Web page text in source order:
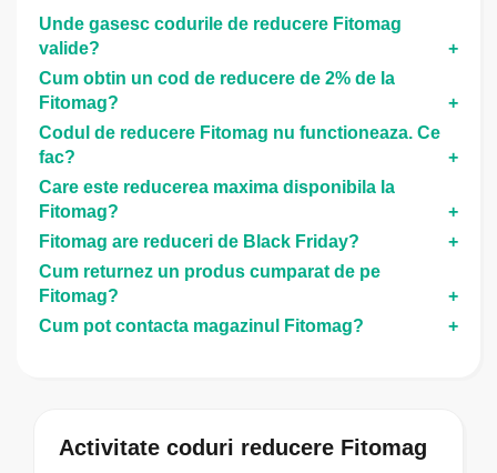
Unde gasesc codurile de reducere Fitomag
valide?
Cum obtin un cod de reducere de 2% de la
Fitomag?
Codul de reducere Fitomag nu functioneaza. Ce
fac?
Care este reducerea maxima disponibila la
Fitomag?
Fitomag are reduceri de Black Friday?
Cum returnez un produs cumparat de pe
Fitomag?
Cum pot contacta magazinul Fitomag?
Activitate coduri reducere Fitomag